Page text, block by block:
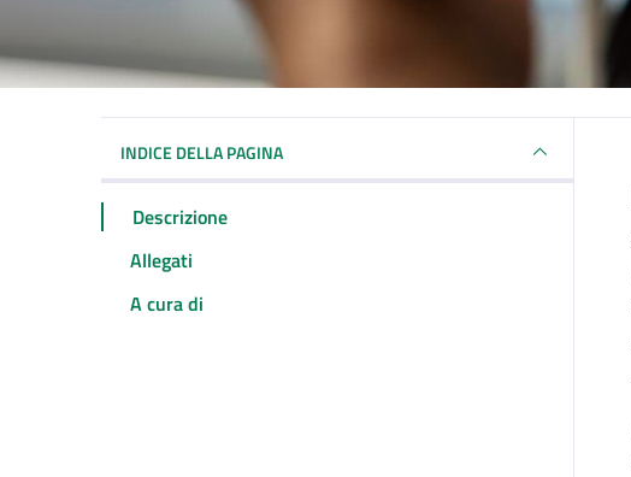
INDICE DELLA PAGINA
Descrizione
Allegati
A cura di